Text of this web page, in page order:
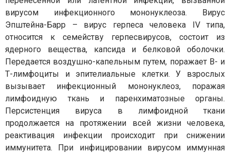
вирусом инфекционного мононуклеоза. Вирус
Эпштейна-Барр – вирус герпеса человека IV типа,
относится к семейству герпесвирусов, состоит из
ядерного вещества, капсида и белковой оболочки.
Передается воздушно-капельным путем, поражает В- и
Т-лимфоциты и эпителиальные клетки. У взрослых
вызывает инфекционный мононуклеоз, поражая
лимфоидную ткань и паренхиматозные органы.
Персистенция вируса в лимфоидной ткани
продолжается на протяжении всей жизни человека,
реактивация инфекции происходит при снижении
иммунитета. При инфицировании вирусом иммунная